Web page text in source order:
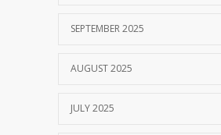
SEPTEMBER 2025
AUGUST 2025
JULY 2025